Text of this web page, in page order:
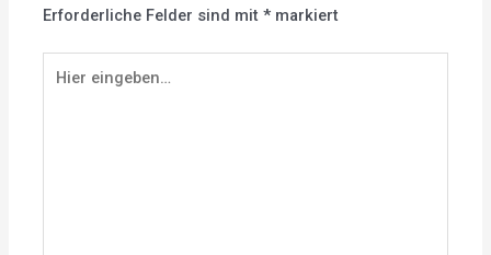
Erforderliche Felder sind mit* markiert
eingeben…